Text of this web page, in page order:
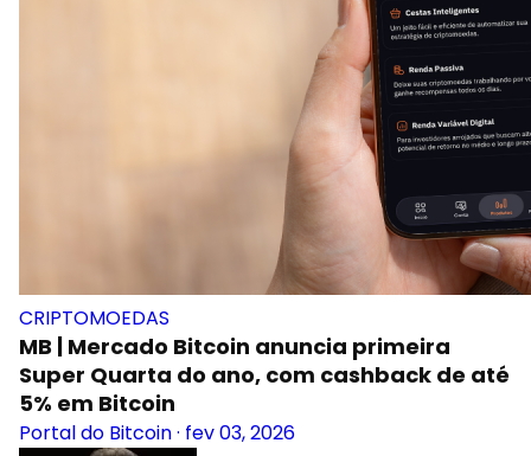
CRIPTOMOEDAS
MB | Mercado Bitcoin anuncia primeira
Super Quarta do ano, com cashback de até
5% em Bitcoin
Portal do Bitcoin· fev 03, 2026